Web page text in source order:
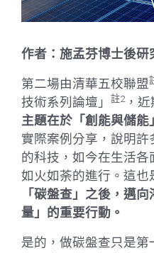
作者：施孟芬博士後
第二場由清華五校聯盟
技術系列論壇」
註2，近
主題在於「創能與儲能
實際案例分享，說明
的科技，如今在生活
如火如荼的進行。這也
「碳盤查」之後，邁
量」的重要行動。
是的，做碳盤查只是